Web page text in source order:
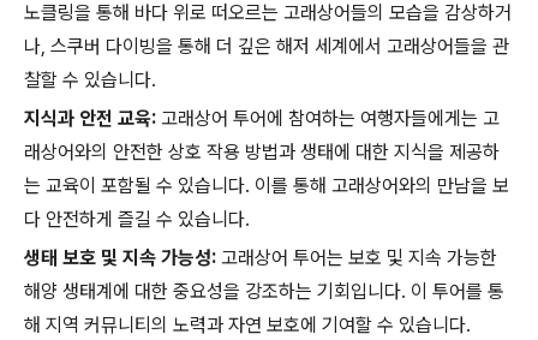
노클링을 통해 바다 위로 떠오르는 고래상어들의 모습을 감상하거
나, 스쿠버 다이빙을 통해 더 깊은 해저 세계에서 고래상어들을 관
찰할 수 있습니다.
지식과 안전 교육: 고래상어 투어에 참여하는 여행자들에게는 고
래상어와의 안전한 상호 작용 방법과 생태에 대한 지식을 제공하
는 교육이 포함될 수 있습니다. 이를 통해 고래상어와의 만남을 보
다 안전하게 즐길 수 있습니다.
생태 보호 및 지속 가능성: 고래상어 투어는 보호 및 지속 가능한
해양 생태계에 대한 중요성을 강조하는 기회입니다. 이 투어를 통
해 지역 커뮤니티의 노력과 자연 보호에 기여할 수 있습니다.